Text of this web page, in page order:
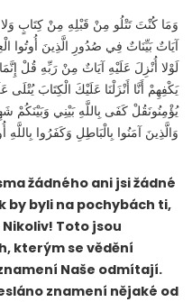
وَمَا كُنْتَ تَتْلُو مِنْ قَبْلِهِ مِنْ كِتَابٍ وَلا
آيَاتٌ بَيِّنَاتٌ فِي صُدُورِ الَّذِينَ أُوتُوا
لَوْلا أُنْزِلَ عَلَيْهِ آيَاتٌ مِنْ رَبِّهِ قُلْ إِنَّمَا
يَكْفِهِمْ أَنَّا أَنْزَلْنَا عَلَيْكَ الْكِتَابَ
يُؤْمِنُونَقُلْ كَفَى بِاللَّهِ بَيْنِي وَبَيْنَكُمْ
وَالَّذِينَ آمَنُوا بِالْبَاطِلِ وَكَفَرُوا
žádného ani jsi žádné
by byli na pochybách ti,
Toto jsou
kterým se vědění
Naše odmítají.
znamení nějaké od